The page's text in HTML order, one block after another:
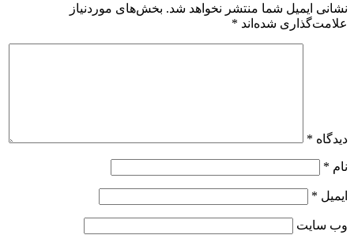
نشانی ایمیل شما منتشر نخواهد شد. بخش‌های موردنیاز
علامت‌گذاری شده‌اند *
دیدگاه *
نام *
ایمیل *
وب‌ سایت